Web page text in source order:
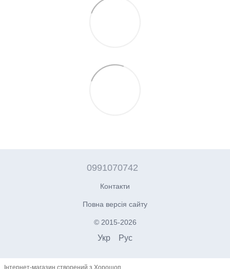
0991070742
Контакти
Повна версія сайту
© 2015-2026
Укр Рус